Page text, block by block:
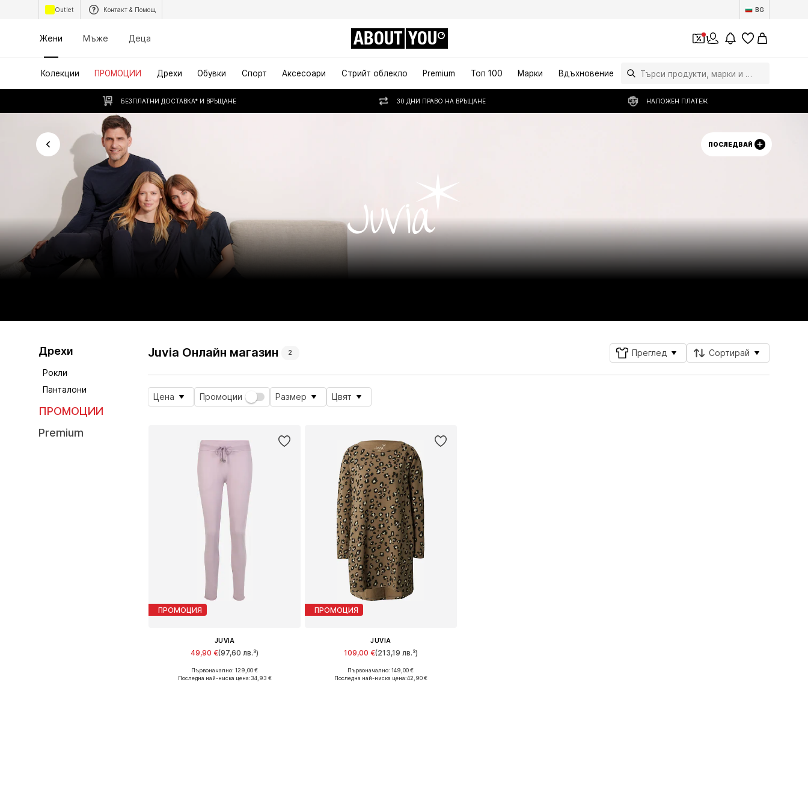
Outlet Контакт & Помощ BG
Жени Мъже Деца ABOUT YOU 1
Колекции ПРОМОЦИИ Дрехи Обувки Спорт Аксесоари Стрийт облекло Premium Топ 100 Марки Вдъхновение
БЕЗПЛАТНИ ДОСТАВКА* И ВРЪЩАНЕ 30 ДНИ ПРАВО НА ВРЪЩАНЕ НАЛОЖЕН ПЛАТЕЖ
ПОСЛЕДВАЙ
Дрехи
Рокли
Панталони
ПРОМОЦИИ
Premium
Juvia Онлайн магазин 2 Преглед Сортирай
Цена Промоции Размер Цвят
ПРОМОЦИЯ
JUVIA
49,90 €(97,60 лв.³)
Налични размери: 38
Първоначално: 129,00 €
Последна най-ниска цена:34,93 €
ПРОМОЦИЯ
JUVIA
109,00 €(213,19 лв.³)
Налични размери: 36
Първоначално: 149,00 €
Последна най-ниска цена:42,90 €